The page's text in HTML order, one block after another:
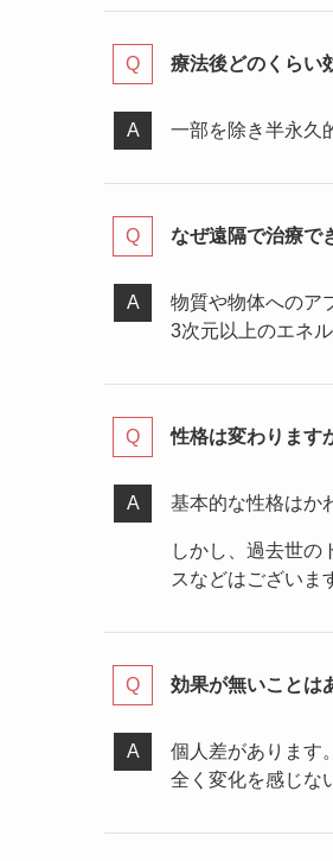
療法後どのくらい
一部を除き半永久
なぜ遠隔で治療で
物質や物体へのア
3次元以上のエネ
性格は変わります
基本的な性格はか
しかし、過去世の
スなどはございま
効果が無いことは
個人差があります。
全く変化を感じな